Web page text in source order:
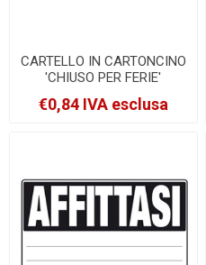
CARTELLO IN CARTONCINO
'CHIUSO PER FERIE'
23x32cm CWR 315/6
[315/6]
€0,84 IVA esclusa